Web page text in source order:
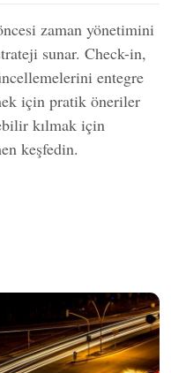
zaman yönetimini
sunar. Check-in,
entegre
için pratik öneriler
kılmak için
keşfedin.